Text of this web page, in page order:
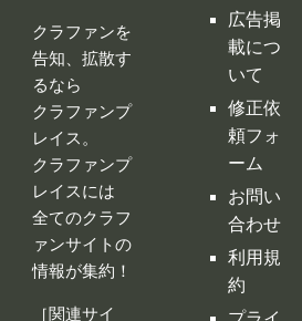
全てのクラフ
ァンサイトの
情報が集約！
［関連サイ
ト］
お問い
合わせ
利用規
約
プライ
バシー
ポリシ
ー
特定商
取引法
に基づ